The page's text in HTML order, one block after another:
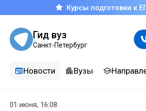
Курсы подготовки к
Гид вуз
Санкт-Петербург
Новости Вузы
01 июня, 16:08